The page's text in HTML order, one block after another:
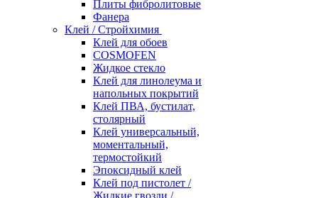
Плиты фибролитовые
Фанера
Клей / Стройхимия
Клей для обоев
COSMOFEN
Жидкое стекло
Клей для линолеума и
напольных покрытий
Клей ПВА, бустилат,
столярный
Клей универсальный,
моментальный,
термостойкий
Эпоксидный клей
Клей под пистолет /
Жидкие гвозди /